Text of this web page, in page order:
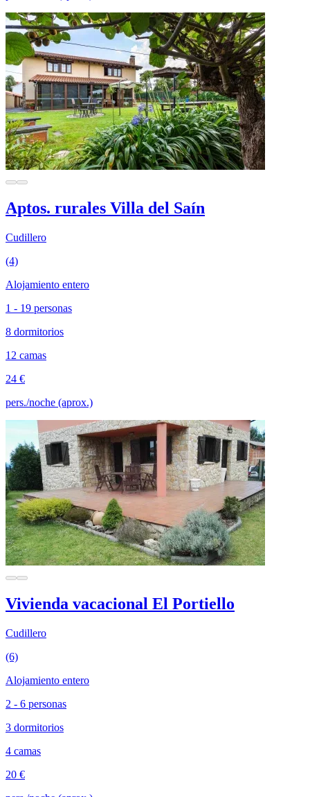
Aptos. rurales Villa del Saín
Cudillero
(4)
Alojamiento entero
1 - 19 personas
8 dormitorios
12 camas
24 €
pers./noche (aprox.)
Vivienda vacacional El Portiello
Cudillero
(6)
Alojamiento entero
2 - 6 personas
3 dormitorios
4 camas
20 €